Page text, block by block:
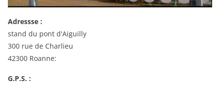
Adressse :
stand du pont d'Aiguilly
300 rue de Charlieu
42300 Roanne:
G.P.S. :